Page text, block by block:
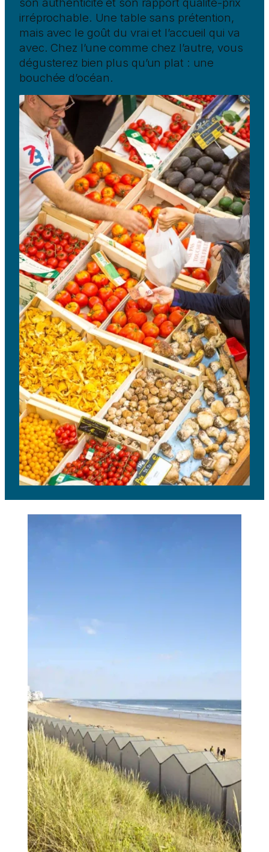
irréprochable. Une table sans prétention,
mais avec le goût du vrai et l’accueil qui va
avec. Chez l’une comme chez l’autre, vous
dégusterez bien plus qu’un plat : une
bouchée d’océan.